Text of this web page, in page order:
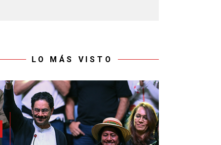
LO MÁS VISTO